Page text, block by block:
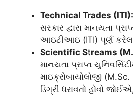
Technical Trades (ITI):
સરકાર દ્વારા માનયતા
આઇટીઆઇ (ITI) પૂર્ણ કરેલ
Scientific Streams
માનયતા પ્રાપ્ત
માઇક્રોબાયોલોજી
ડિગ્રી ધરાવતો હોવો